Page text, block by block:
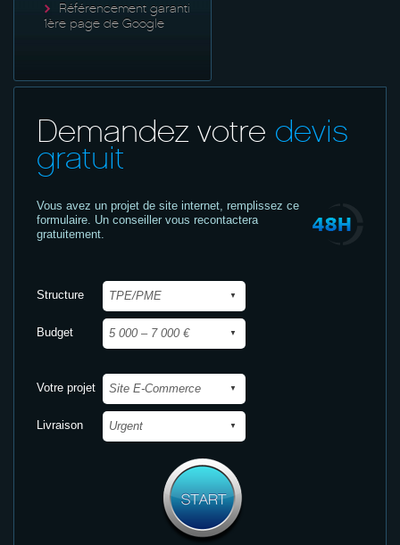
Référencement garanti
1ère page de Google
Demandez votre devis
gratuit
Vous avez un projet de site internet, remplissez ce
formulaire. Un conseiller vous recontactera
gratuitement.
Structure
Budget
Votre projet
Livraison